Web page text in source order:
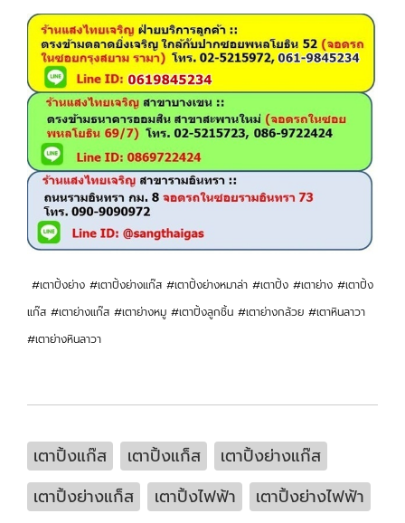
#เตาปิ้งย่าง #เตาปิ้งย่างแก๊ส #เตาปิ้งย่างหมาล่า #เตาปิ้ง #เตาย่าง #เตาปิ้ง
แก๊ส #เตาย่างแก๊ส #เตาย่างหมู #เตาปิ้งลูกชิ้น #เตาย่างกล้วย #เตาหินลาวา
#เตาย่างหินลาวา
เตาปิ้งแก๊ส เตาปิ้งแก็ส
เตาปิ้งย่างแก๊ส
เตาปิ้งย่างแก็ส
เตาปิ้งไฟฟ้า
เตาปิ้งย่างไฟฟ้า